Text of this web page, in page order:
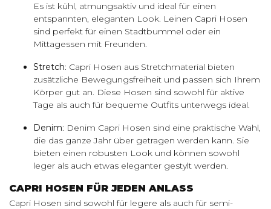
Es ist kühl, atmungsaktiv und ideal für einen
entspannten, eleganten Look. Leinen Capri Hosen
sind perfekt für einen Stadtbummel oder ein
Mittagessen mit Freunden.
Stretch: Capri Hosen aus Stretchmaterial bieten
zusätzliche Bewegungsfreiheit und passen sich Ihrem
Körper gut an. Diese Hosen sind sowohl für aktive
Tage als auch für bequeme Outfits unterwegs ideal.
Denim: Denim Capri Hosen sind eine praktische Wahl,
die das ganze Jahr über getragen werden kann. Sie
bieten einen robusten Look und können sowohl
leger als auch etwas eleganter gestylt werden.
CAPRI HOSEN FÜR JEDEN ANLASS
Capri Hosen sind sowohl für legere als auch für semi-